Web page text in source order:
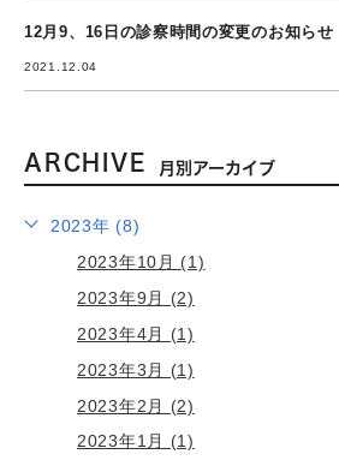
12月9、16日の診察時間の変更のお知らせ
2021.12.04
ARCHIVE 月別アーカイブ
2023年 (8)
2023年10月 (1)
2023年9月 (2)
2023年4月 (1)
2023年3月 (1)
2023年2月 (2)
2023年1月 (1)